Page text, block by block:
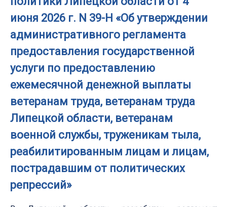
июня 2026 г. N 39-Н «Об утверждении
административного регламента
предоставления государственной
услуги по предоставлению
ежемесячной денежной выплаты
ветеранам труда, ветеранам труда
Липецкой области, ветеранам
военной службы, труженикам тыла,
реабилитированным лицам и лицам,
пострадавшим от политических
репрессий»